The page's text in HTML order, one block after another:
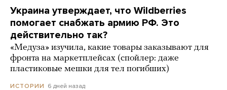
Украина утверждает, что Wildberries
помогает снабжать армию РФ. Это
действительно так?
«Медуза» изучила, какие товары заказывают для
фронта на маркетплейсах (спойлер: даже
пластиковые мешки для тел погибших)
ИСТОРИИ 6 дней назад